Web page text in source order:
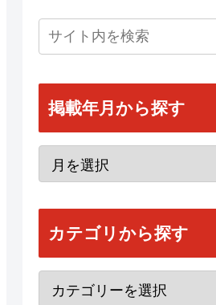
掲載年月から探す
カテゴリから探す